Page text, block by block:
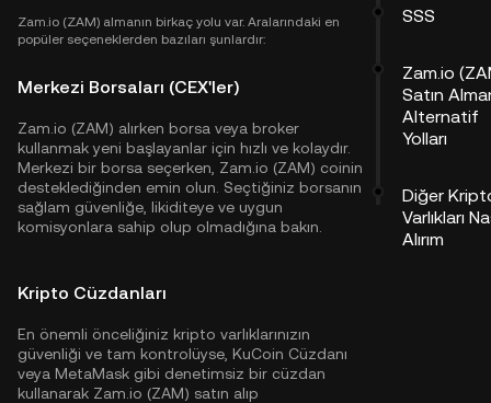
Zam.io (ZAM) almanın birkaç yolu var. Aralarındaki en
popüler seçeneklerden bazıları şunlardır:
Merkezi Borsaları (CEX'ler)
Zam.io (ZAM) alırken borsa veya broker
kullanmak yeni başlayanlar için hızlı ve kolaydır.
Merkezi bir borsa seçerken, Zam.io (ZAM) coinin
desteklediğinden emin olun. Seçtiğiniz borsanın
sağlam güvenliğe, likiditeye ve uygun
komisyonlara sahip olup olmadığına bakın.
Kripto Cüzdanları
En önemli önceliğiniz kripto varlıklarınızın
güvenliği ve tam kontrolüyse, KuCoin Cüzdanı
veya MetaMask gibi denetimsiz bir cüzdan
kullanarak Zam.io (ZAM) satın alıp
SSS
Zam.io
Satın
Alternatif
Yolları
Diğer
Varlıkları
Alırım